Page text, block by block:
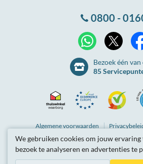
0800 -
WhatsApp
Bezoek één van
85
WaarborgEurope
Algemenevoorwaarden
Partnerprogramma Tarieven
© Breedbandwinkel BV 2003 - 2026,
We gebruiken cookies om jouw ervaring
bezoek te analyseren en advertenties te